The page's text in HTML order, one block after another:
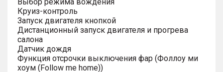
Круиз-контроль
Запуск двигателя кнопкой
Дистанционный запуск двигателя и прогрева
салона
Датчик дождя
Функция отсрочки выключения фар (Фоллоу ми
хоум (Follow me home))